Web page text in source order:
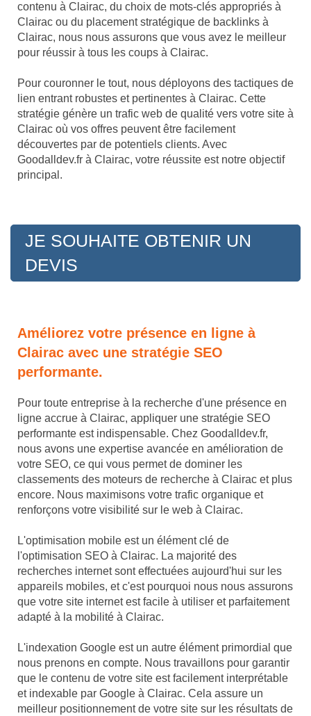
contenu à Clairac, du choix de mots-clés appropriés à
Clairac ou du placement stratégique de backlinks à
Clairac, nous nous assurons que vous avez le meilleur
pour réussir à tous les coups à Clairac.
Pour couronner le tout, nous déployons des tactiques de
lien entrant robustes et pertinentes à Clairac. Cette
stratégie génère un trafic web de qualité vers votre site à
Clairac où vos offres peuvent être facilement
découvertes par de potentiels clients. Avec
Goodalldev.fr à Clairac, votre réussite est notre objectif
principal.
JE SOUHAITE OBTENIR UN
DEVIS
Améliorez votre présence en ligne à
Clairac avec une stratégie SEO
performante.
Pour toute entreprise à la recherche d'une présence en
ligne accrue à Clairac, appliquer une stratégie SEO
performante est indispensable. Chez Goodalldev.fr,
nous avons une expertise avancée en amélioration de
votre SEO, ce qui vous permet de dominer les
classements des moteurs de recherche à Clairac et plus
encore. Nous maximisons votre trafic organique et
renforçons votre visibilité sur le web à Clairac.
L'optimisation mobile est un élément clé de
l'optimisation SEO à Clairac. La majorité des
recherches internet sont effectuées aujourd'hui sur les
appareils mobiles, et c'est pourquoi nous nous assurons
que votre site internet est facile à utiliser et parfaitement
adapté à la mobilité à Clairac.
L'indexation Google est un autre élément primordial que
nous prenons en compte. Nous travaillons pour garantir
que le contenu de votre site est facilement interprétable
et indexable par Google à Clairac. Cela assure un
meilleur positionnement de votre site sur les résultats de